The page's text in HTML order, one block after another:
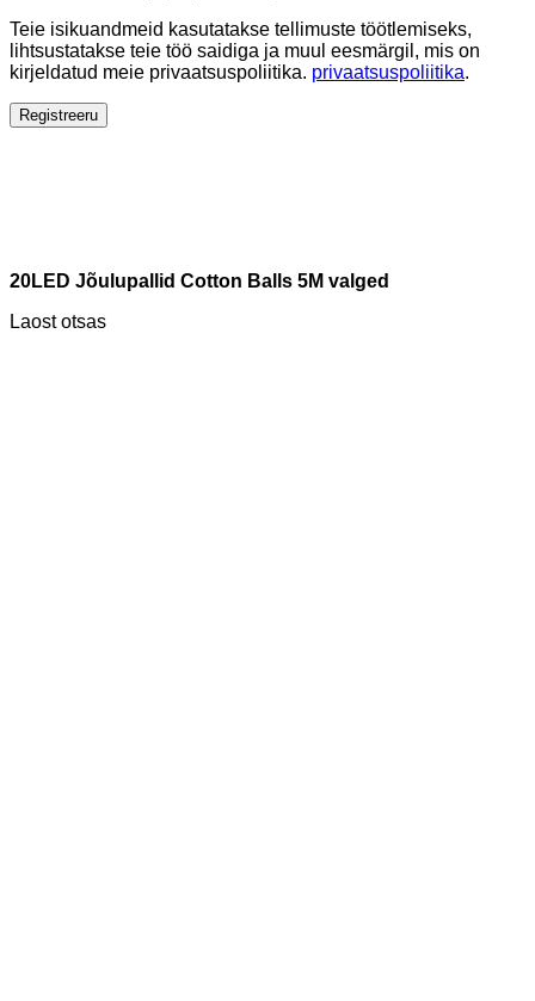
Teie isikuandmeid kasutatakse tellimuste töötlemiseks,
lihtsustatakse teie töö saidiga ja muul eesmärgil, mis on
kirjeldatud meie privaatsuspoliitika. privaatsuspoliitika.
Registreeru
20LED Jõulupallid Cotton Balls 5M valged
Laost otsas